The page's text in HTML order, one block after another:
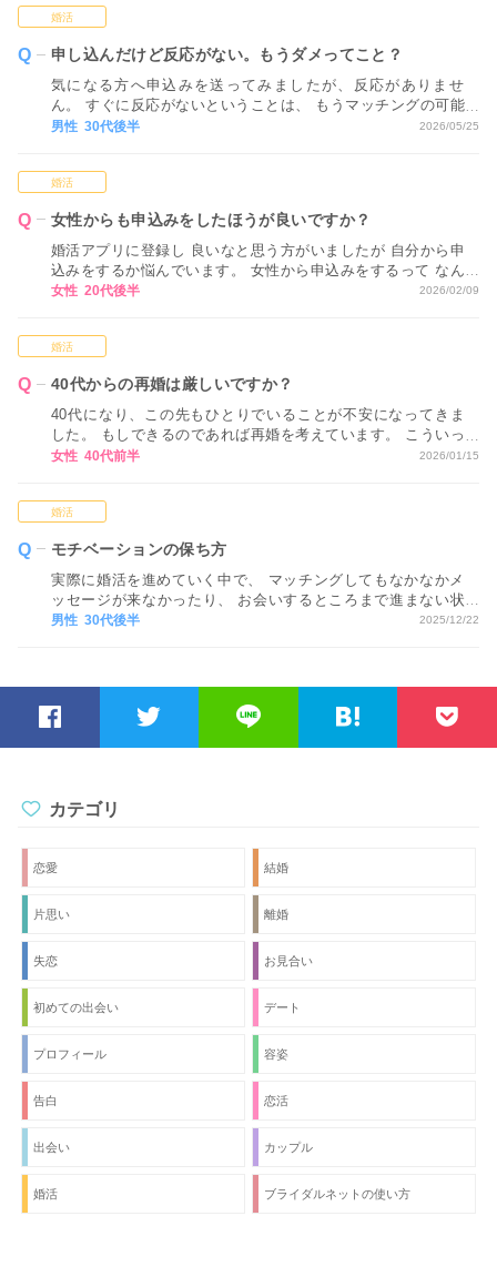
りがたいです。
婚活
申し込んだけど反応がない。もうダメってこと？
気になる方へ申込みを送ってみましたが、反応がありませ
ん。 すぐに反応がないということは、 もうマッチングの可能
性はないということでしょうか…？
男性 30代後半 2026/05/25
婚活
女性からも申込みをしたほうが良いですか？
婚活アプリに登録し 良いなと思う方がいましたが 自分から申
込みをするか悩んでいます。 女性から申込みをするって なん
だか気恥ずかしく感じてしまいます。
女性 20代後半 2026/02/09
婚活
40代からの再婚は厳しいですか？
40代になり、この先もひとりでいることが不安になってきま
した。 もしできるのであれば再婚を考えています。 こういっ
たネットでの婚活では、40代からの再婚は厳しいですか？ ア
女性 40代前半 2026/01/15
婚活
モチベーションの保ち方
実際に婚活を進めていく中で、 マッチングしてもなかなかメ
ッセージが来なかったり、 お会いするところまで進まない状
況が続くと、 どうしても気持ちが疲れてしまい、 モチベーシ
男性 30代後半 2025/12/22
カテゴリ
恋愛 結婚
片思い 離婚
失恋 お見合い
初めての出会い デート
プロフィール 容姿
告白 恋活
出会い カップル
婚活 ブライダルネットの使い方